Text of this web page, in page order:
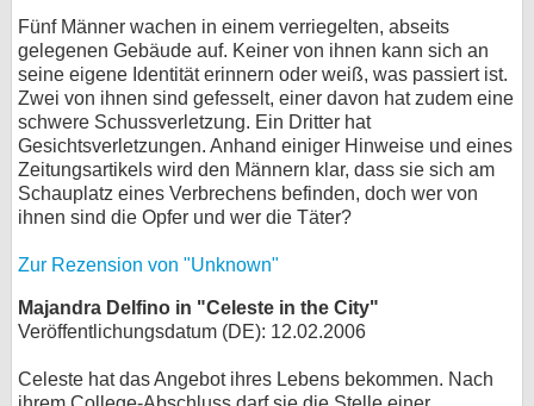
Fünf Männer wachen in einem verriegelten, abseits
gelegenen Gebäude auf. Keiner von ihnen kann sich an
seine eigene Identität erinnern oder weiß, was passiert ist.
Zwei von ihnen sind gefesselt, einer davon hat zudem eine
schwere Schussverletzung. Ein Dritter hat
Gesichtsverletzungen. Anhand einiger Hinweise und eines
Zeitungsartikels wird den Männern klar, dass sie sich am
Schauplatz eines Verbrechens befinden, doch wer von
ihnen sind die Opfer und wer die Täter?
Zur Rezension von "Unknown"
Majandra Delfino in "Celeste in the City"
Veröffentlichungsdatum (DE): 12.02.2006
Celeste hat das Angebot ihres Lebens bekommen. Nach